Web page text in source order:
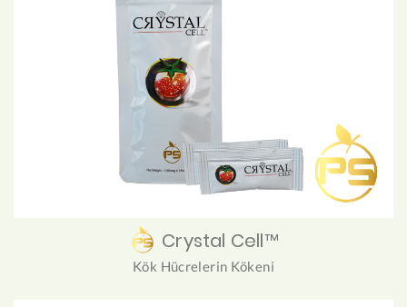
Crystal Cell™
Kök Hücrelerin Kökeni